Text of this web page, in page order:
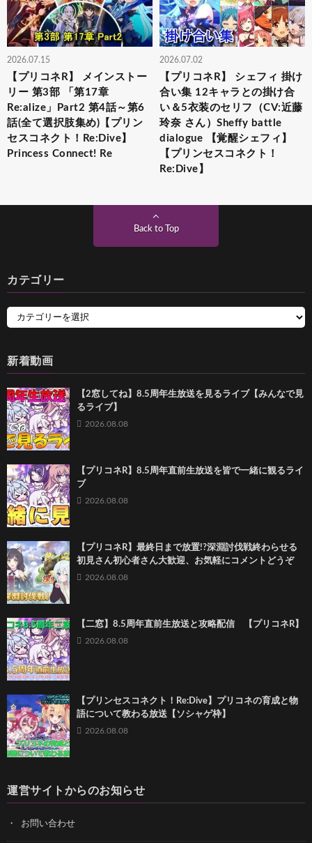
2026.07.15
【プリコネR】 メインストー
リー 第3部 「第17章
Re:alize」Part2 第4話～第6
話(全て選択肢集め)【プリン
セスコネクト！Re:Dive】
Princess Connect! Re
2026.07.02
【プリコネR】 シェフィ 掛け
合い集 12キャラとの掛け合
い＆5衣装のセリフ（CV:近藤
玲奈 さん）Sheffy battle
dialogue 【覚醒シェフィ】
【プリンセスコネクト！
Re:Dive】
Back to Top
カテゴリー
新着動画
【2窓してね】8.5周年生放送を見るライブ【みんなで見
るライブ】
2026.08.08
【プリコネR】8.5周年直前生放送を皆で一緒に観るライ
ブ
2026.08.08
【プリコネR】最終日まで放置!?深淵討伐戦終わらせる
初見さん初心者さん大歓迎、お気軽にコメントどうぞ
2026.08.08
【二窓】8.5周年直前生放送と攻略配信 【プリコネR】
2026.08.08
【プリンセスコネクト！Re:Dive】プリコネの育成と物
語について教わる放送【ソシャゲ枠】
2026.08.08
運営サイトからのお知らせ
お問い合わせ